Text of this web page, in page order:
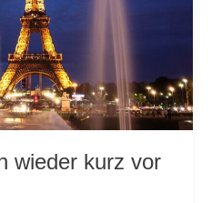
wieder kurz vor